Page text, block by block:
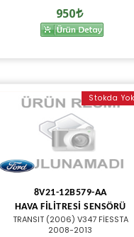
950
Stokda Yok
8V21-12B579-AA
HAVA FİLİTRESİ SENSÖRÜ
TRANSIT (2006) V347 FİESSTA
2008-2013